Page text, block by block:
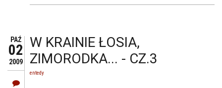
PAŹ
02
2009
W KRAINIE ŁOSIA,
ZIMORODKA... - CZ.3
entedy